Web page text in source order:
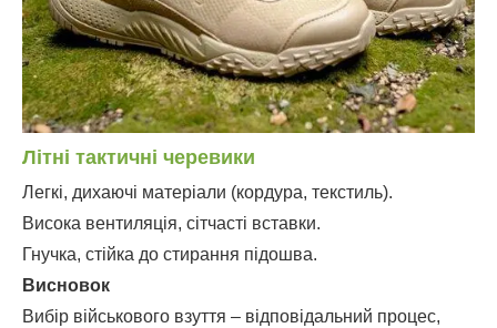
Літні тактичні черевики
Легкі, дихаючі матеріали (кордура, текстиль).
Висока вентиляція, сітчасті вставки.
Гнучка, стійка до стирання підошва.
Висновок
Вибір військового взуття – відповідальний процес,